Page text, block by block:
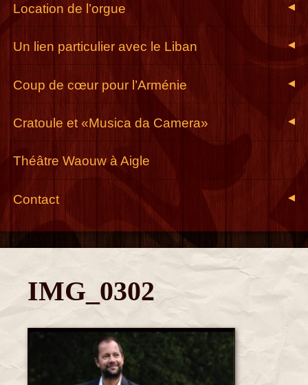
◀
Location de l’orgue
◀
Un lien particulier avec le Liban
◀
Coup de cœur pour l’Arménie
◀
Cratoule et «Musica da Camera»
Théâtre Waouw à Aigle
◀
Contact
IMG_0302